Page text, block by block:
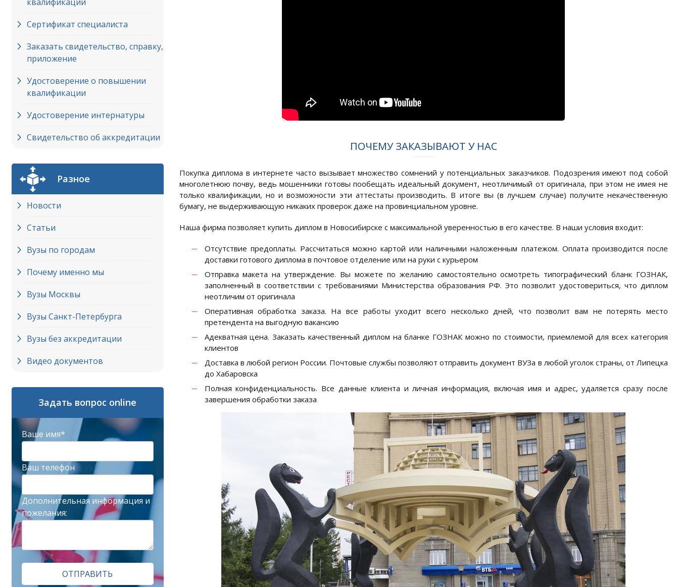
Сертификат специалиста
Заказать свидетельство, справку,
приложение
Удостоверение о повышении
квалификации
Удостоверение интернатуры
Свидетельство об аккредитации
Разное
Новости
Статьи
Вузы по городам
Почему именно мы
Вузы Москвы
Вузы Cанкт-Петербурга
Вузы без аккредитации
Видео документов
Задать вопрос online
Ваше имя*
Ваш телефон
Дополнительная информация и
пожелания:
ОТПРАВИТЬ
ПОЧЕМУ ЗАКАЗЫВАЮТ У НАС
Покупка диплома в интернете часто вызывает множество сомнений у потенциальных заказчиков. Подозрения имеют под собой
многолетнюю почву, ведь мошенники готовы пообещать идеальный документ, неотличимый от оригинала, при этом не имея не
только квалификации, но и возможности эти аттестаты производить. В итоге вы (в лучшем случае) получите некачественную
бумагу, не выдерживающую никаких проверок даже на провинциальном уровне.
Наша фирма позволяет купить диплом в Новосибирске с максимальной уверенностью в его качестве. В наши условия входит:
Отсутствие предоплаты. Рассчитаться можно картой или наличными наложенным платежом. Оплата производится после
доставки готового диплома в почтовое отделение или на руки с курьером
Отправка макета на утверждение. Вы можете по желанию самостоятельно осмотреть типографический бланк ГОЗНАК,
заполненный в соответствии с требованиями Министерства образования РФ. Это позволит удостовериться, что диплом
неотличим от оригинала
Оперативная обработка заказа. На все работы уходит всего несколько дней, что позволит вам не потерять место
претендента на выгодную вакансию
Адекватная цена. Заказать качественный диплом на бланке ГОЗНАК можно по стоимости, приемлемой для всех категория
клиентов
Доставка в любой регион России. Почтовые службы позволяют отправить документ ВУЗа в любой уголок страны, от Липецка
до Хабаровска
Полная конфиденциальность. Все данные клиента и личная информация, включая имя и адрес, удаляется сразу после
завершения обработки заказа